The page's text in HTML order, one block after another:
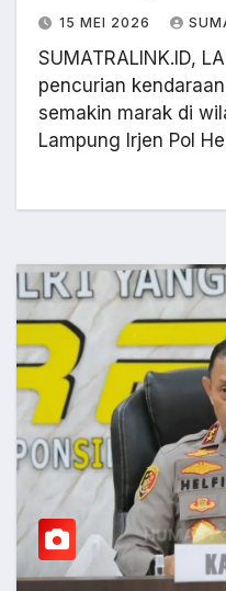
15 MEI 2026
SUMATRALINK.ID,
pencurian
semakin marak di
Lampung Irjen Pol